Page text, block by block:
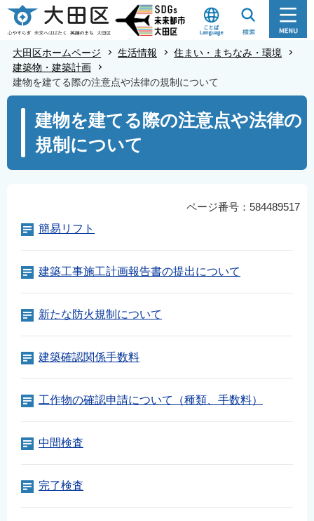
こ
の
の
大田区ホームページ 生活情報
住まい・まちなみ・環境
建築物・建築計画
建物を建てる際の注意点や法律の規制について
建物を建てる際の注意点や法律の
規制について
ページ番号：584489517
簡易リフト
建築工事施工計画報告書の提出について
新たな防火規制について
建築確認関係手数料
工作物の確認申請について（種類、手数料）
中間検査
完了検査